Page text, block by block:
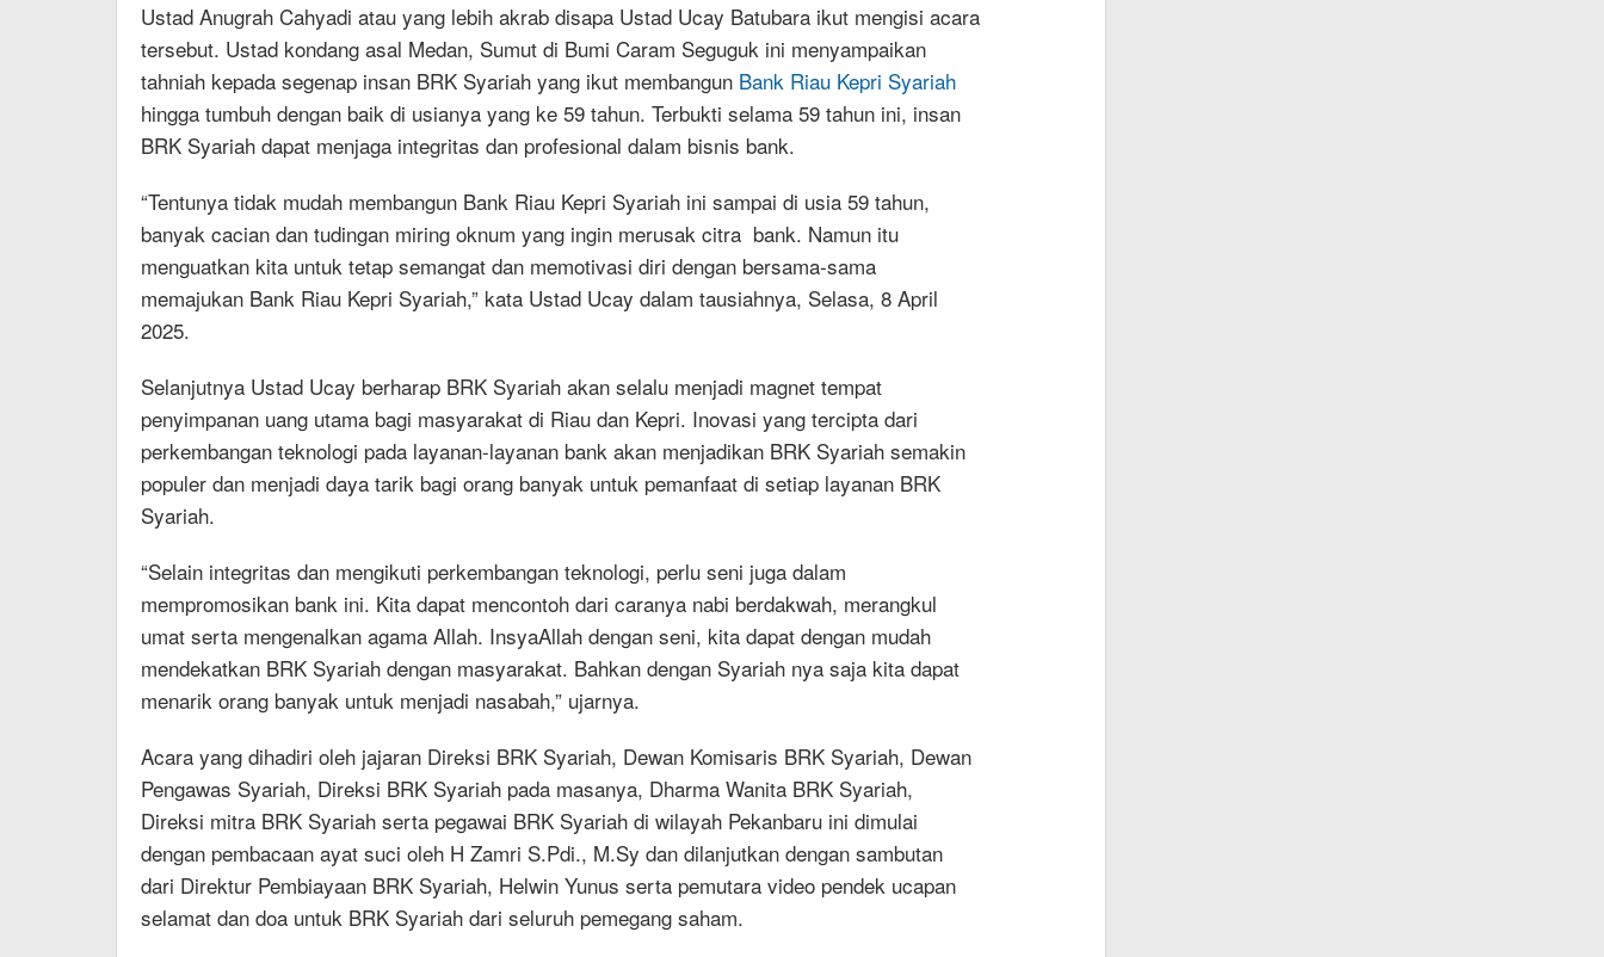
Ustad Anugrah Cahyadi atau yang lebih akrab disapa Ustad Ucay Batubara ikut mengisi acara
tersebut. Ustad kondang asal Medan, Sumut di Bumi Caram Seguguk ini menyampaikan
tahniah kepada segenap insan BRK Syariah yang ikut membangun Bank Riau Kepri Syariah
hingga tumbuh dengan baik di usianya yang ke 59 tahun. Terbukti selama 59 tahun ini, insan
BRK Syariah dapat menjaga integritas dan profesional dalam bisnis bank.
“Tentunya tidak mudah membangun Bank Riau Kepri Syariah ini sampai di usia 59 tahun,
banyak cacian dan tudingan miring oknum yang ingin merusak citra bank. Namun itu
menguatkan kita untuk tetap semangat dan memotivasi diri dengan bersama-sama
memajukan Bank Riau Kepri Syariah,” kata Ustad Ucay dalam tausiahnya, Selasa, 8 April
2025.
Selanjutnya Ustad Ucay berharap BRK Syariah akan selalu menjadi magnet tempat
penyimpanan uang utama bagi masyarakat di Riau dan Kepri. Inovasi yang tercipta dari
perkembangan teknologi pada layanan-layanan bank akan menjadikan BRK Syariah semakin
populer dan menjadi daya tarik bagi orang banyak untuk pemanfaat di setiap layanan BRK
Syariah.
“Selain integritas dan mengikuti perkembangan teknologi, perlu seni juga dalam
mempromosikan bank ini. Kita dapat mencontoh dari caranya nabi berdakwah, merangkul
umat serta mengenalkan agama Allah. InsyaAllah dengan seni, kita dapat dengan mudah
mendekatkan BRK Syariah dengan masyarakat. Bahkan dengan Syariah nya saja kita dapat
menarik orang banyak untuk menjadi nasabah,” ujarnya.
Acara yang dihadiri oleh jajaran Direksi BRK Syariah, Dewan Komisaris BRK Syariah, Dewan
Pengawas Syariah, Direksi BRK Syariah pada masanya, Dharma Wanita BRK Syariah,
Direksi mitra BRK Syariah serta pegawai BRK Syariah di wilayah Pekanbaru ini dimulai
dengan pembacaan ayat suci oleh H Zamri S.Pdi., M.Sy dan dilanjutkan dengan sambutan
dari Direktur Pembiayaan BRK Syariah, Helwin Yunus serta pemutara video pendek ucapan
selamat dan doa untuk BRK Syariah dari seluruh pemegang saham.